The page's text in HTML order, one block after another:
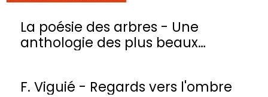
La poésie des arbres - Une
anthologie des plus beaux
F. Viguié - Regards vers l'ombre